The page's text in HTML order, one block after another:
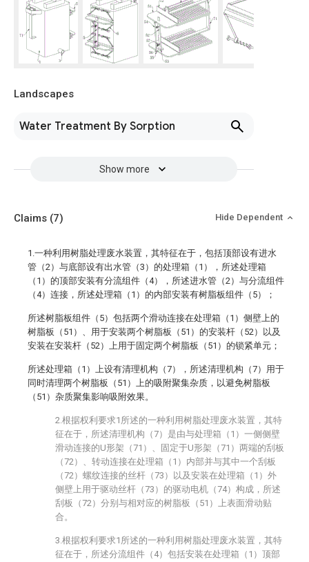
Landscapes
Water Treatment By Sorption
Show more
Claims (7) Hide Dependent
1.一种利用树脂处理废水装置，其特征在于，包括顶部设有进水
管（2）与底部设有出水管（3）的处理箱（1），所述处理箱
（1）的顶部安装有分流组件（4），所述进水管（2）与分流组件
（4）连接，所述处理箱（1）的内部安装有树脂板组件（5）；
所述树脂板组件（5）包括两个滑动连接在处理箱（1）侧壁上的
树脂板（51）、用于安装两个树脂板（51）的安装杆（52）以及
安装在安装杆（52）上用于固定两个树脂板（51）的锁紧单元；
所述处理箱（1）上设有清理机构（7），所述清理机构（7）用于
同时清理两个树脂板（51）上的吸附聚集杂质，以避免树脂板
（51）杂质聚集影响吸附效果。
2.根据权利要求1所述的一种利用树脂处理废水装置，其特
征在于，所述清理机构（7）是由与处理箱（1）一侧侧壁
滑动连接的U形架（71）、固定于U形架（71）两端的刮板
（72）、转动连接在处理箱（1）内部并与其中一个刮板
（72）螺纹连接的丝杆（73）以及安装在处理箱（1）外
侧壁上用于驱动丝杆（73）的驱动电机（74）构成，所述
刮板（72）分别与相对应的树脂板（51）上表面滑动贴
合。
3.根据权利要求1所述的一种利用树脂处理废水装置，其特
征在于，所述分流组件（4）包括安装在处理箱（1）顶部